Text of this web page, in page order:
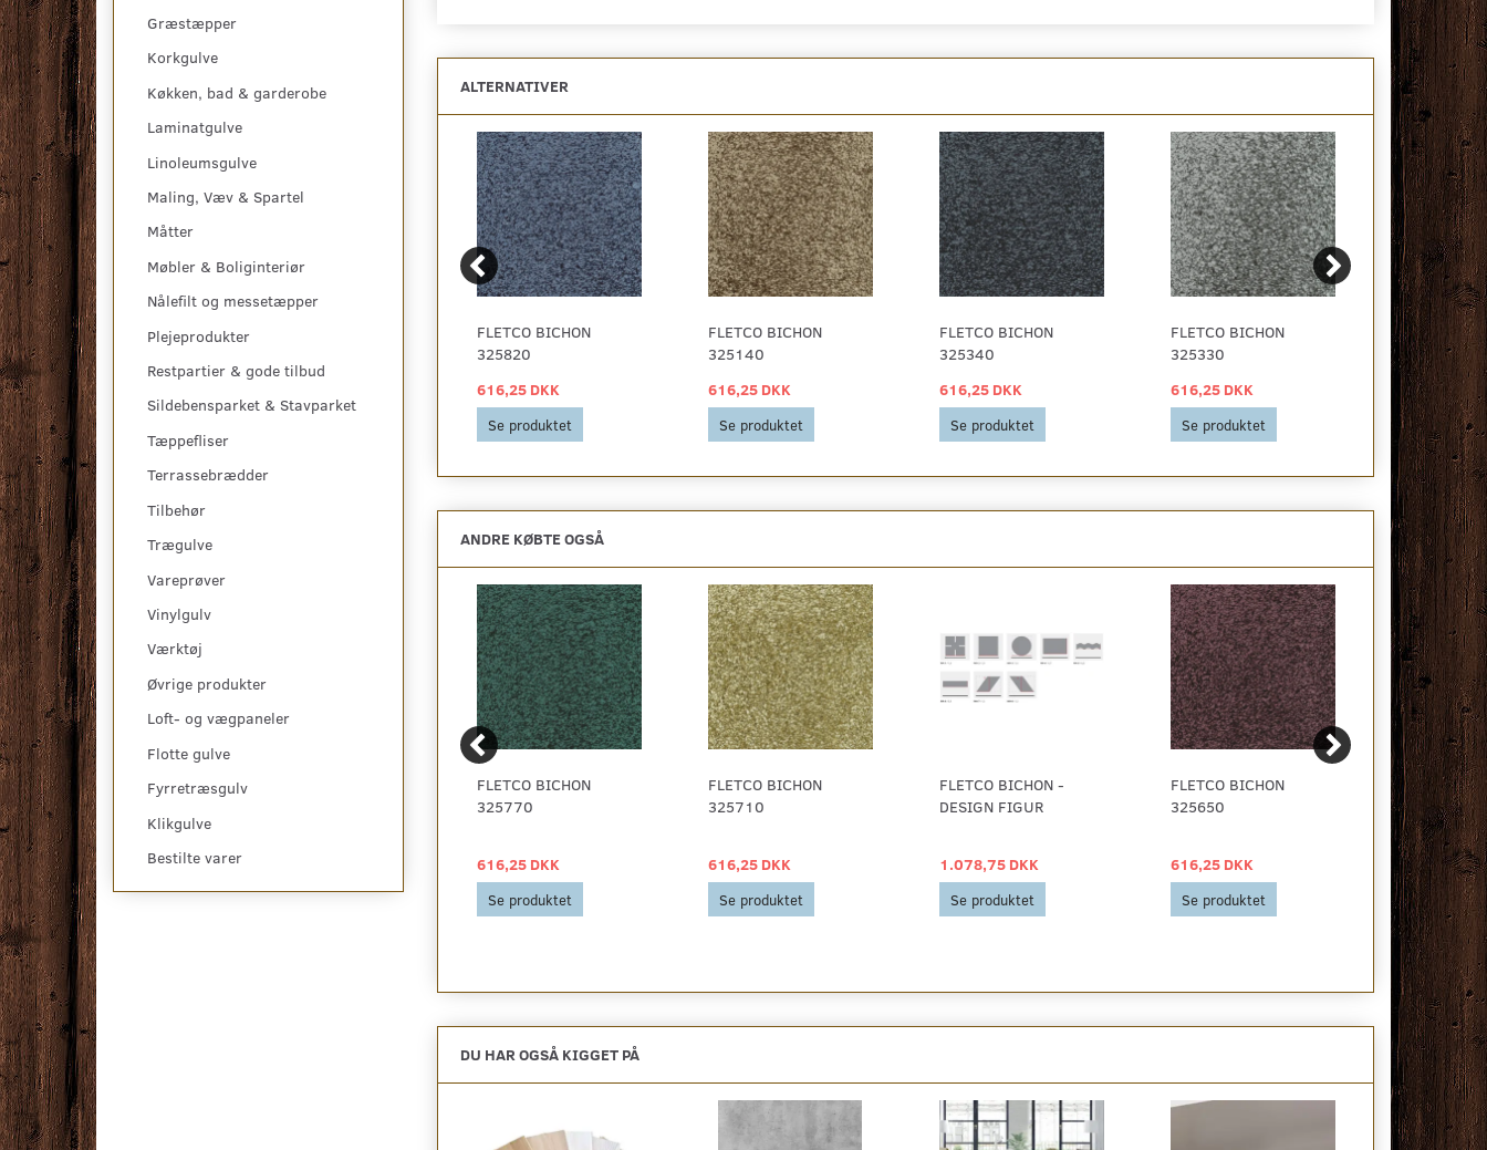
Græstæpper
Korkgulve
Køkken, bad & garderobe
Laminatgulve
Linoleumsgulve
Maling, Væv & Spartel
Måtter
Møbler & Boliginteriør
Nålefilt og messetæpper
Plejeprodukter
Restpartier & gode tilbud
Sildebensparket & Stavparket
Tæppefliser
Terrassebrædder
Tilbehør
Trægulve
Vareprøver
Vinylgulv
Værktøj
Øvrige produkter
Loft- og vægpaneler
Flotte gulve
Fyrretræsgulv
Klikgulve
Bestilte varer
ALTERNATIVER
FLETCO BICHON
325250
616,25 DKK
Se produktet
FLETCO BICHON
FLETCO BICHON
325820
616,25 DKK
Se produktet
FLETCO BICHON
325140
616,25 DKK
Se produktet
FLETCO BICHON
325340
616,25 DKK
Se produktet
FLETCO BICHON
325330
616,25 DKK
Se produktet
FLETCO
325150
616,25 DKK
Se
ANDRE KØBTE OGSÅ
BEECH PLANK 101S
105,00 DKK
Se produktet
INTERFACE THE
2.375,00 DKK prpakke
FLETCO BICHON
325770
616,25 DKK
Se produktet
FLETCO BICHON
325710
616,25 DKK
Se produktet
FLETCO BICHON -
DESIGN FIGUR
1.078,75 DKK
Se produktet
FLETCO BICHON
325650
616,25 DKK
Se produktet
FLETCO
FASTE MÅL
2.588,75
Se
DU HAR OGSÅ KIGGET PÅ